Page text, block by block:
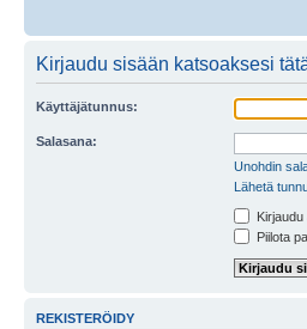
Kirjaudu sisään katsoaksesi
Käyttäjätunnus:
Salasana:
Unohdin
Lähetä
Piilota
REKISTERÖIDY